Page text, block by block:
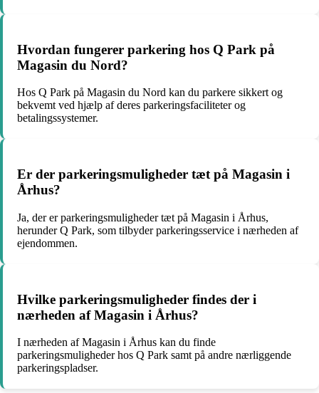
Hvordan fungerer parkering hos Q Park på
Magasin du Nord?
Hos Q Park på Magasin du Nord kan du parkere sikkert og
bekvemt ved hjælp af deres parkeringsfaciliteter og
betalingssystemer.
Er der parkeringsmuligheder tæt på Magasin i
Århus?
Ja, der er parkeringsmuligheder tæt på Magasin i Århus,
herunder Q Park, som tilbyder parkeringsservice i nærheden af
ejendommen.
Hvilke parkeringsmuligheder findes der i
nærheden af Magasin i Århus?
I nærheden af Magasin i Århus kan du finde
parkeringsmuligheder hos Q Park samt på andre nærliggende
parkeringspladser.